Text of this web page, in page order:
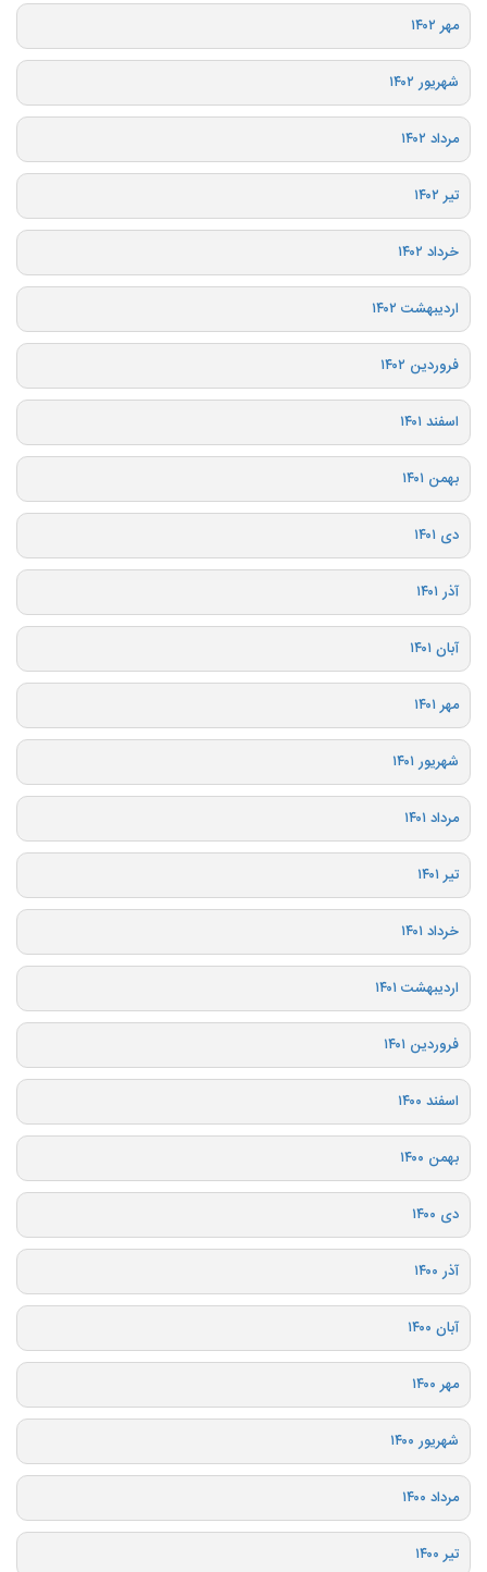
مهر ۱۴۰۲
شهریور ۱۴۰۲
مرداد ۱۴۰۲
تیر ۱۴۰۲
خرداد ۱۴۰۲
اردیبهشت ۱۴۰۲
فروردین ۱۴۰۲
اسفند ۱۴۰۱
بهمن ۱۴۰۱
دی ۱۴۰۱
آذر ۱۴۰۱
آبان ۱۴۰۱
مهر ۱۴۰۱
شهریور ۱۴۰۱
مرداد ۱۴۰۱
تیر ۱۴۰۱
خرداد ۱۴۰۱
اردیبهشت ۱۴۰۱
فروردین ۱۴۰۱
اسفند ۱۴۰۰
بهمن ۱۴۰۰
دی ۱۴۰۰
آذر ۱۴۰۰
آبان ۱۴۰۰
مهر ۱۴۰۰
شهریور ۱۴۰۰
مرداد ۱۴۰۰
تیر ۱۴۰۰